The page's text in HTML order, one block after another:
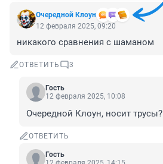
Очередной Клоун
12 февраля 2025, 09:20
никакого сравнения с шаманом
ОТВЕТИТЬ 3
Гость
12 февраля 2025, 10:08
Очередной Клоун, носит трусы?
ОТВЕТИТЬ
Гость